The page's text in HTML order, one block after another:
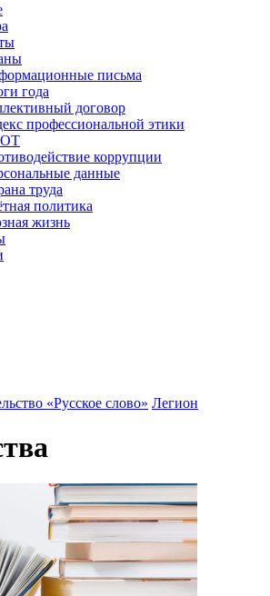
письма
года
договор
профессиональной этики
коррупции
данные
труда
политика
жизнь
«Русское слово» Легион